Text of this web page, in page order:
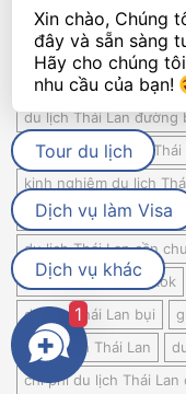
du lịch Thái Lan tết
du lịch Thái Lan mua gì
kinh nghiệm du lịch
đi du lịch Thái Lan mùa
có nên đi du lịch Thái
có nên đi du lịch Thái
du lịch Thái Lan mùa
du lịch Thái Lan dịp 30/
du lịch Thái Lan tháng 3
du lịch Thái Lan và
du lịch Thái Lan cần
du lịch Thái Lan nên đi
Xin chào, Chúng
đây và sẵn sàng
Hãy cho chúng
nhu cầu của bạn!
Tour du lịch
Dịch vụ làm Visa
Dịch vụ khác
1